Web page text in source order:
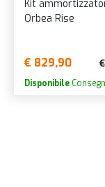
Kit
Orbea Rise
€ 829,90
Disponibile